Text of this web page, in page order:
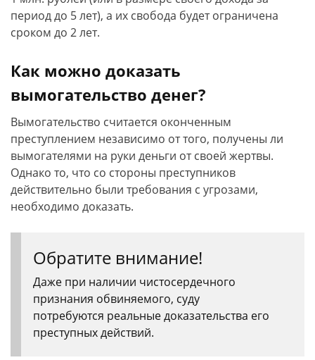
период до 5 лет), а их свобода будет ограничена
сроком до 2 лет.
Как можно доказать
вымогательство денег?
Вымогательство считается оконченным
преступлением независимо от того, получены ли
вымогателями на руки деньги от своей жертвы.
Однако то, что со стороны преступников
действительно были требования с угрозами,
необходимо доказать.
Обратите внимание!
Даже при наличии чистосердечного
признания обвиняемого, суду
потребуются реальные доказательства его
преступных действий.